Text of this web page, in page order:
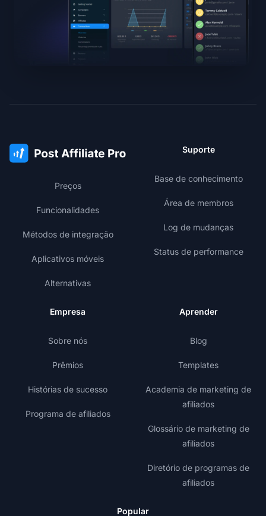
Preços
Funcionalidades
Métodos de integração
Aplicativos móveis
Alternativas
Suporte
Base de conhecimento
Área de membros
Log de mudanças
Status de performance
Empresa
Sobre nós
Prêmios
Histórias de sucesso
Programa de afiliados
Aprender
Blog
Templates
Academia de marketing de
afiliados
Glossário de marketing de
afiliados
Diretório de programas de
afiliados
Popular